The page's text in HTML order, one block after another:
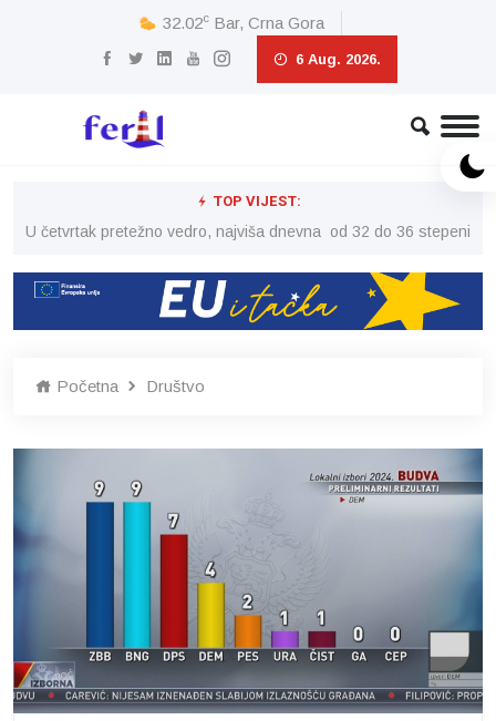
32.02c Bar, Crna Gora
6 Aug. 2026.
TOP VIJEST:
U četvrtak pretežno vedro, najviša dnevna od 32 do 36 stepeni
Početna Društvo